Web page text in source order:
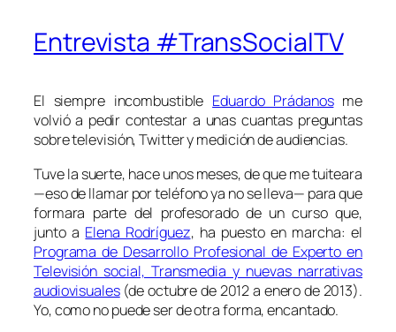
Entrevista #TransSocialTV
El siempre incombustible Eduardo Prádanosme
volvió a pedir contestar a unas cuantas preguntas
sobre televisión, Twitter y medición de audiencias.
Tuve la suerte, hace unos meses, de que me tuiteara
—eso de llamar por teléfono ya no se lleva— para que
formara parte del profesorado de un curso que,
junto a Elena Rodríguez, ha puesto en marcha: el
Programa de Desarrollo Profesional de Experto en
Televisión social, Transmedia y nuevas narrativas
audiovisuales(de octubre de 2012 a enero de 2013).
Yo, como no puede ser de otra forma, encantado.